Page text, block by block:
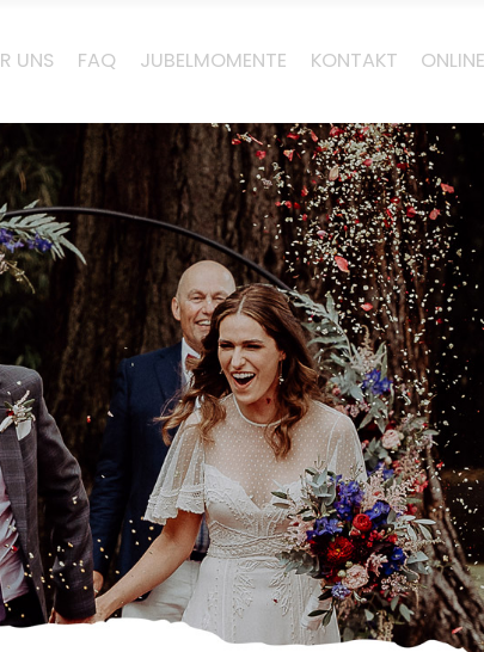
UNS FAQ JUBELMOMENTE KONTAKT